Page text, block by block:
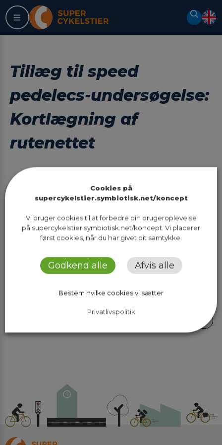
Spring
til
indhold
Søg
Tillæg til speed
pedelecs-undersøgelse:
Kortlægning af
rutenettet
Sidst opdateret: 03.02.2022 kl. 13:38
Fandt du ikke det du ledte efter? Så
Cookies på
supercykelstier.symbiotisk.net/koncept
Vi bruger cookies til at forbedre din brugeroplevelse
på supercykelstier.symbiotisk.net/koncept. Vi placerer
først cookies, når du har givet dit samtykke.
Godkend alle Afvis alle
Bestem hvilke cookies vi sætter
Privatlivspolitik